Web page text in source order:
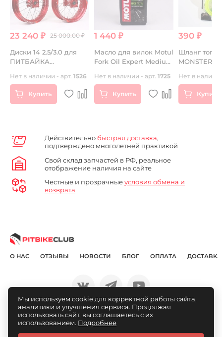
23 240 ₽ 25 000.00 ₽
Диски 14 2.5/3.0 для
ПИТБАЙКА
красные
Нет в наличии - арт. 1526
Купить
1 440 ₽
Масло для вилок Motul
Fork Oil Expert Medium
Нет в наличии - арт. 1725
Купить
390 ₽
Шланг
MONSTER
Нет в
Купить
Действительно быстрая доставка,
подтверждено многолетней практикой
Свой склад запчастей в РФ, реальное
отображение наличия на сайте
Честные и прозрачныеусловия обмена и
возврата
О НАС ОТЗЫВЫ НОВОСТИ БЛОГ ОПЛАТА ДОСТАВКА
© Pitbikeclub.ru 2012-2026
Мы используем cookie для корректной работы сайта,
аналитики и улучшения сервиса. Продолжая
использовать сайт, вы соглашаетесь с их
использованием. Подробнее